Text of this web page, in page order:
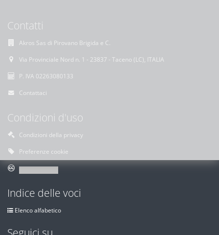
Contatti
Akros Sas di Pirovano Brigida e C.
Via Provinciale Nord n. 1 - 23837 - Taceno (LC), ITALIA
P. IVA 02263080133
Contattaci
Condizioni d'uso
Condizioni della privacy
Preferenze cookie
Indice delle voci
Elenco alfabetico
Seguici su